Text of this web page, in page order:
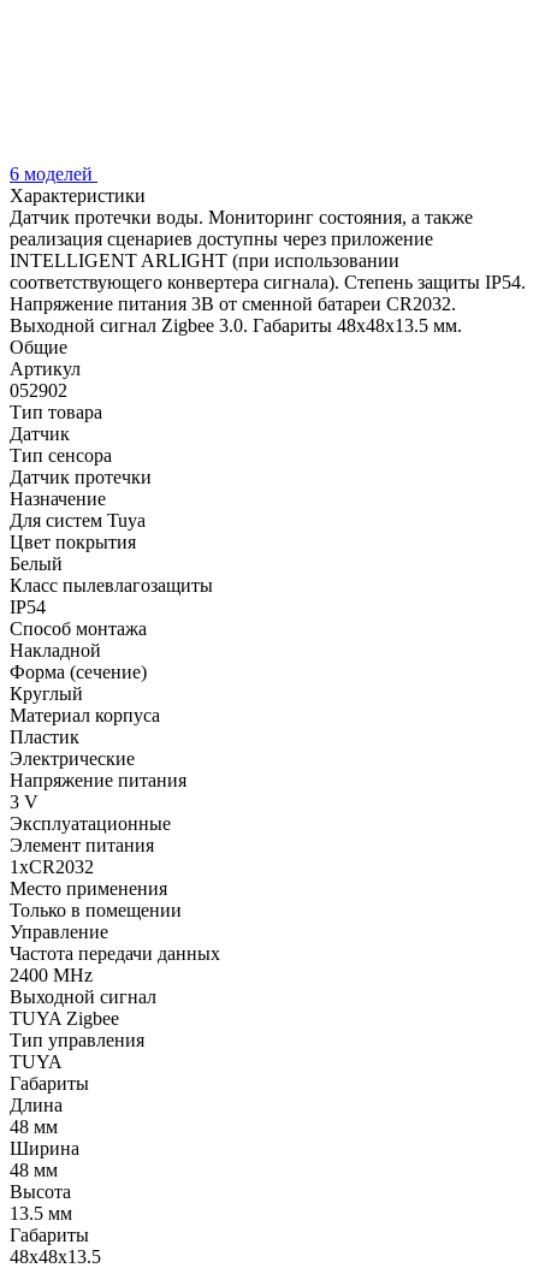
6 моделей
Характеристики
Датчик протечки воды. Мониторинг состояния, а также
реализация сценариев доступны через приложение
INTELLIGENT ARLIGHT (при использовании
соответствующего конвертера сигнала). Степень защиты IP54.
Напряжение питания 3В от сменной батареи CR2032.
Выходной сигнал Zigbee 3.0. Габариты 48х48х13.5 мм.
Общие
Артикул
052902
Тип товара
Датчик
Тип сенсора
Датчик протечки
Назначение
Для систем Tuya
Цвет покрытия
Белый
Класс пылевлагозащиты
IP54
Способ монтажа
Накладной
Форма (сечение)
Круглый
Материал корпуса
Пластик
Электрические
Напряжение питания
3 V
Эксплуатационные
Элемент питания
1xCR2032
Место применения
Только в помещении
Управление
Частота передачи данных
2400 MHz
Выходной сигнал
TUYA Zigbee
Тип управления
TUYA
Габариты
Длина
48 мм
Ширина
48 мм
Высота
13.5 мм
Габариты
48х48х13.5